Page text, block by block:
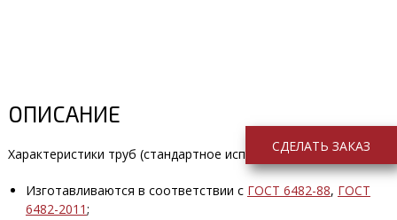
ОПИСАНИЕ
Характеристики труб (стандартное исполнение):
Изготавливаются в соответствии с ГОСТ 6482-88, ГОСТ
6482-2011;
СДЕЛАТЬ ЗАКАЗ